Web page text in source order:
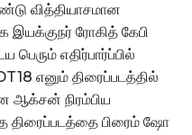
வித்தியாசமான
இயக்குநர் ரோகித் கேபி
எதிர்பார்ப்பில்
எனும் திரைப்படத்தில்
ஆக்சன் நிரம்பிய
திரைப்படத்தை பிரைம் ஷோ